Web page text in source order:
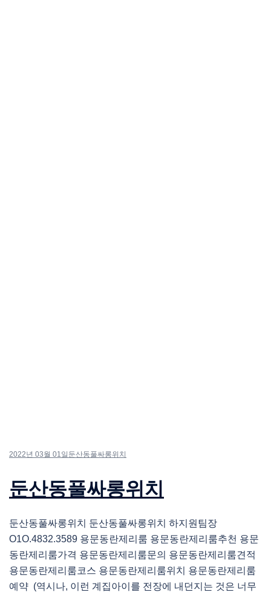
2022년 03월 01일 둔산동풀싸롱위치
둔산동풀싸롱위치
둔산동풀싸롱위치 둔산동풀싸롱위치 하지원팀장
O1O.4832.3589 용문동란제리룸 용문동란제리룸추천 용문
동란제리룸가격 용문동란제리룸문의 용문동란제리룸견적
용문동란제리룸코스 용문동란제리룸위치 용문동란제리룸
예약 (역시나, 이런 계집아이를 전장에 내던지는 것은 너무